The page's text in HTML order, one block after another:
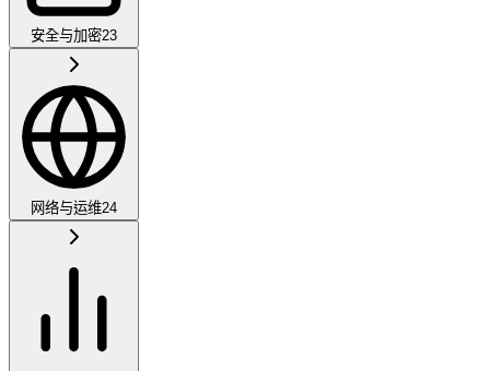
安全与加密23
网络与运维24